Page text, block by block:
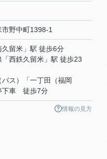
市野中町1398-1
久留米 」駅 徒歩6分
「西鉄久留米 」駅 徒歩23
ス）「一丁田（福岡
下車 徒歩7分
情報の見方